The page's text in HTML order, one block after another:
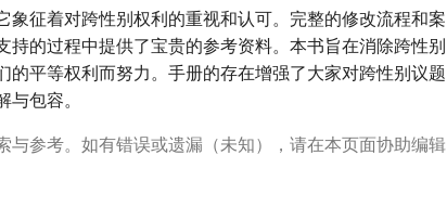
象征着对跨性别权利的重视和认可。完整的修改流程和案
持的过程中提供了宝贵的参考资料。本书旨在消除跨性别
的平等权利而努力。手册的存在增强了大家对跨性别议题
包容。
与参考。如有错误或遗漏（未知），请在本页面协助编辑